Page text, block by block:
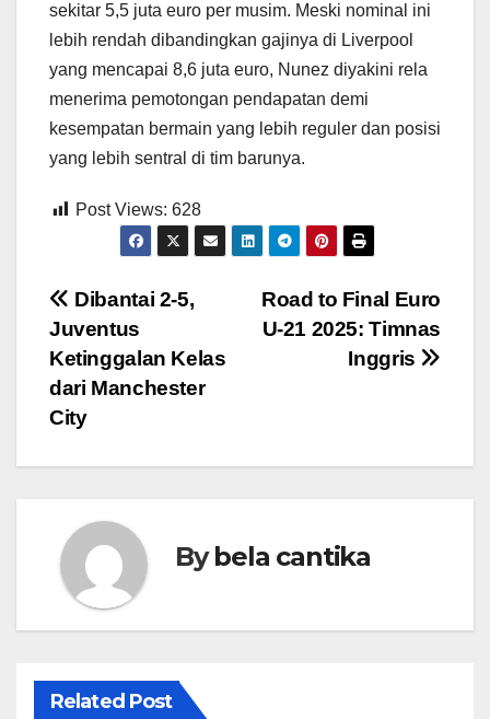
sekitar 5,5 juta euro per musim. Meski nominal ini
lebih rendah dibandingkan gajinya di Liverpool
yang mencapai 8,6 juta euro, Nunez diyakini rela
menerima pemotongan pendapatan demi
kesempatan bermain yang lebih reguler dan posisi
yang lebih sentral di tim barunya.
Post Views: 628
Post
navigation
Road to Final Euro
U-21 2025: Timnas
Inggris
Dibantai 2-5,
Juventus
Ketinggalan Kelas
dari Manchester
City
Bybela cantika
Related Post